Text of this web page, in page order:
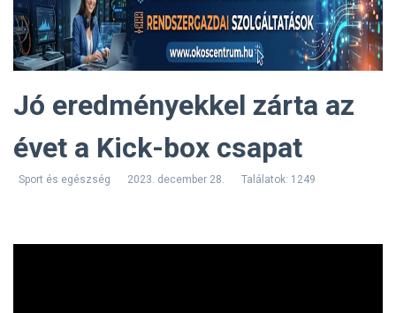
Jó eredményekkel zárta az
évet a Kick-box csapat
Sport és egészség 2023. december 28. Találatok: 1249